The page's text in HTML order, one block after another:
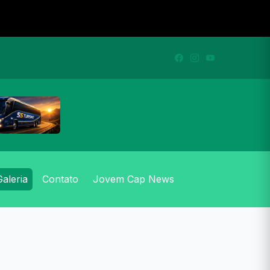
Contato Jovem Cap News